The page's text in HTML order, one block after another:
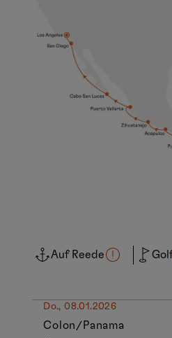
Auf Reede
Do., 08.01.2026
Colon/Panama